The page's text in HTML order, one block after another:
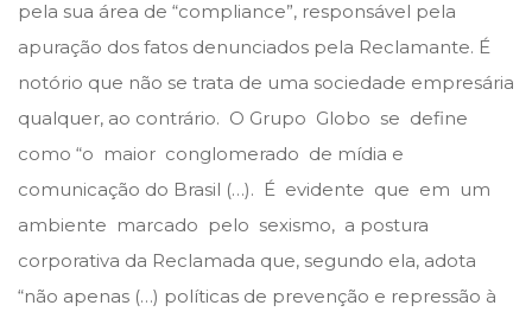
pela sua área de “compliance”, responsável pela
apuração dos fatos denunciados pela Reclamante. É
notório que não se trata de uma sociedade empresária
qualquer, ao contrário. O Grupo Globo se define
como “o maior conglomerado de mídia e
comunicação do Brasil (…). É evidente que em um
ambiente marcado pelo sexismo, a postura
corporativa da Reclamada que, segundo ela, adota
“não apenas (…) políticas de prevenção e repressão à